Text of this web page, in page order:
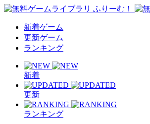
新着ゲーム
更新ゲーム
ランキング
新着
更新
ランキング